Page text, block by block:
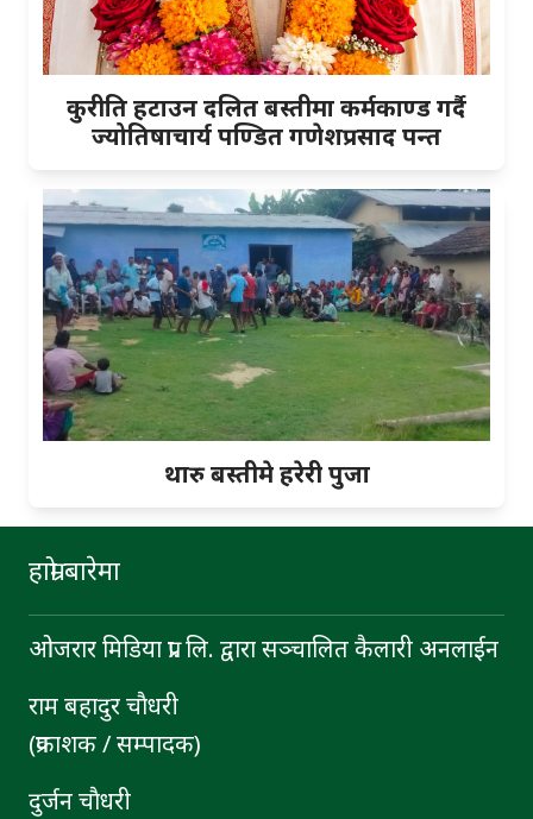
कुरीति हटाउन दलित बस्तीमा कर्मकाण्ड गर्दै
ज्योतिषाचार्य पण्डित गणेशप्रसाद पन्त
थारु बस्तीमे हरेरी पुजा
हाम्रो बारेमा
ओजरार मिडिया प्रा. लि. द्वारा सञ्चालित कैलारी अनलाईन
राम बहादुर चाैधरी
(प्रकाशक / सम्पादक)
दुर्जन चाैधरी